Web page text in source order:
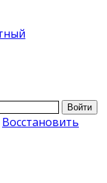
Войти
Восстановить